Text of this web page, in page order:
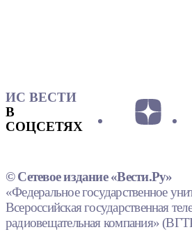
ИС ВЕСТИ
В
СОЦСЕТЯХ
© Сетевое издание «Вести.Ру»
«Федеральное государственное
Всероссийская государственная
радиовещательная компания»